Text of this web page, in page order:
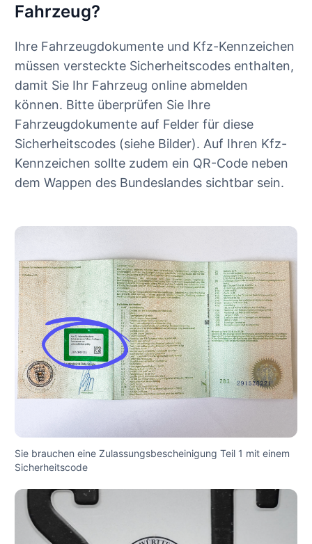
Fahrzeug?
Ihre Fahrzeugdokumente und Kfz-Kennzeichen
müssen versteckte Sicherheitscodes enthalten,
damit Sie Ihr Fahrzeug online abmelden
können. Bitte überprüfen Sie Ihre
Fahrzeugdokumente auf Felder für diese
Sicherheitscodes (siehe Bilder). Auf Ihren Kfz-
Kennzeichen sollte zudem ein QR-Code neben
dem Wappen des Bundeslandes sichtbar sein.
Sie brauchen eine Zulassungsbescheinigung Teil 1 mit einem
Sicherheitscode